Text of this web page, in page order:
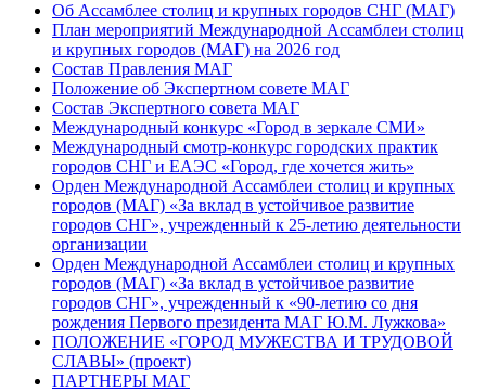
Об Ассамблее столиц и крупных городов СНГ (МАГ)
План мероприятий Международной Ассамблеи столиц
и крупных городов (МАГ) на 2026 год
Состав Правления МАГ
Положение об Экспертном совете МАГ
Состав Экспертного совета МАГ
Международный конкурс «Город в зеркале СМИ»
Международный смотр-конкурс городских практик
городов СНГ и ЕАЭС «Город, где хочется жить»
Орден Международной Ассамблеи столиц и крупных
городов (МАГ) «За вклад в устойчивое развитие
городов СНГ», учрежденный к 25-летию деятельности
организации
Орден Международной Ассамблеи столиц и крупных
городов (МАГ) «За вклад в устойчивое развитие
городов СНГ», учрежденный к «90-летию со дня
рождения Первого президента МАГ Ю.М. Лужкова»
ПОЛОЖЕНИЕ «ГОРОД МУЖЕСТВА И ТРУДОВОЙ
СЛАВЫ» (проект)
ПАРТНЕРЫ МАГ